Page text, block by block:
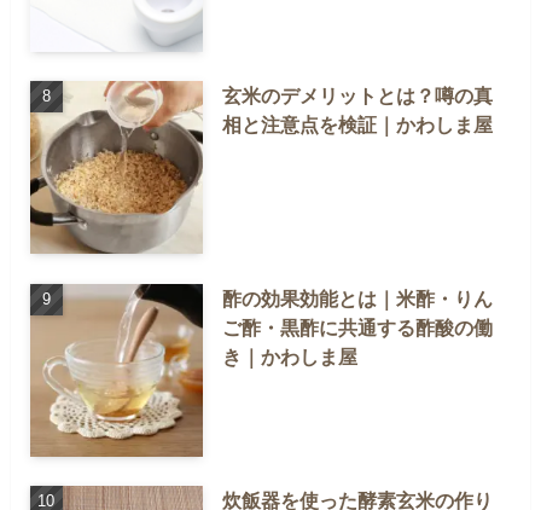
玄米のデメリットとは？噂の真
相と注意点を検証｜かわしま屋
酢の効果効能とは｜米酢・りん
ご酢・黒酢に共通する酢酸の働
き｜かわしま屋
炊飯器を使った酵素玄米の作り